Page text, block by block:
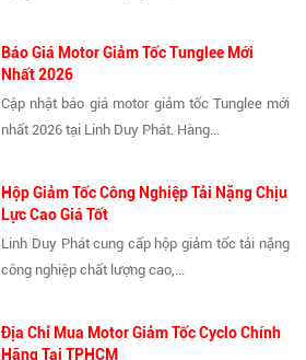
Báo Giá Motor Giảm Tốc Tunglee Mới
Nhất 2026
Cập nhật báo giá motor giảm tốc Tunglee mới
nhất 2026 tại Linh Duy Phát. Hàng...
Hộp Giảm Tốc Công Nghiệp Tải Nặng Chịu
Lực Cao Giá Tốt
Linh Duy Phát cung cấp hộp giảm tốc tải nặng
công nghiệp chất lượng cao,...
Địa Chỉ Mua Motor Giảm Tốc Cyclo Chính
Hãng Tại TPHCM